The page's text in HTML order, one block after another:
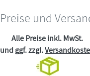
Preise und
Alle Preise inkl. MwSt.
und ggf. zzgl.